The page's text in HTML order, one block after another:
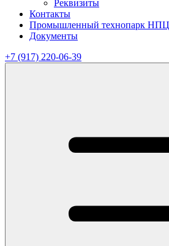
Реквизиты
Контакты
Промышленный технопарк
Документы
+7 (917) 220-06-39